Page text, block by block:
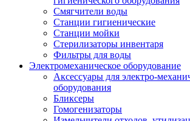
Смягчители воды
Станции гигиенические
Станции мойки
Стерилизаторы инвентаря
Фильтры для воды
Электромеханическое оборудование
Аксессуары для электро-
оборудования
Бликсеры
Гомогенизаторы